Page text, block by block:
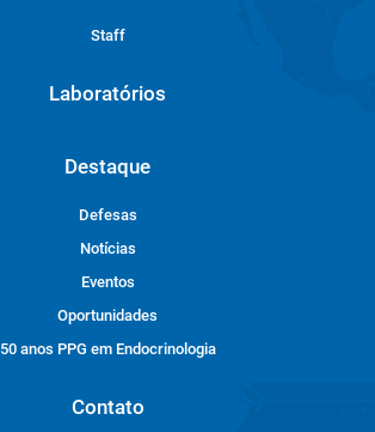
Staff
Laboratórios
Destaque
Defesas
Notícias
Eventos
Oportunidades
50 anos PPG em Endocrinologia
Contato